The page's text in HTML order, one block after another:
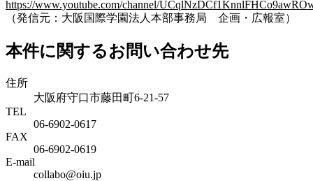
https://www.youtube.com/channel/
（発信元：大阪国際学園法人本部事務局 企画・広報室）
本件に関するお問い合わせ先
住所
大阪府守口市藤田町6-21-57
TEL
06-6902-0617
FAX
06-6902-0619
E-mail
collabo@oiu.jp